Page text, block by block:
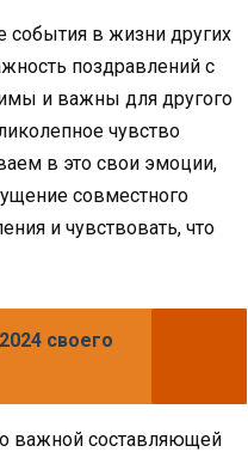
события в жизни других
поздравлений с
и важны для другого
чувство
в это свои эмоции,
совместного
и чувствовать, что
своего
важной составляющей